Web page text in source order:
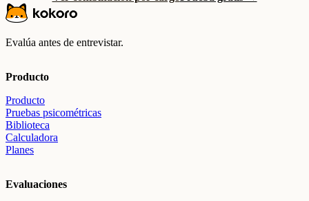
Evalúa antes de entrevistar.
Producto
Producto
Pruebas psicométricas
Biblioteca
Calculadora
Planes
Evaluaciones